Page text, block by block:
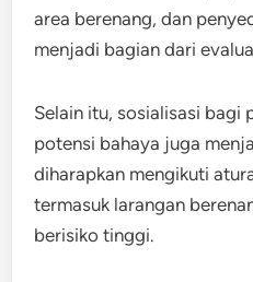
area berenang, dan
menjadi bagian dari
Selain itu, sosialisasi bagi
potensi bahaya juga
diharapkan mengikuti
termasuk larangan
berisiko tinggi.